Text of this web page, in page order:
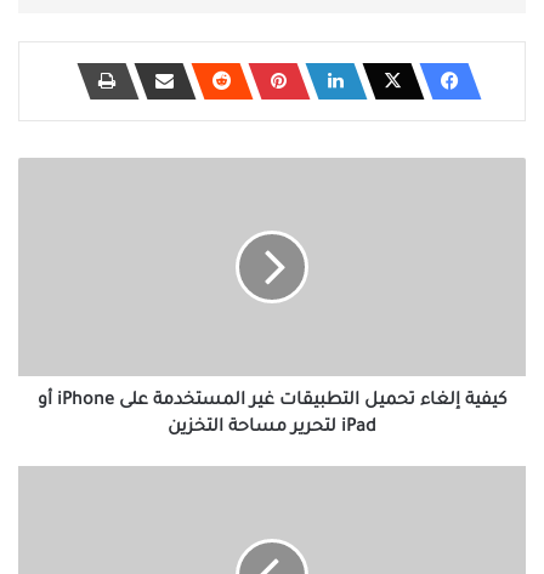
أو
iPad
كيفية إلغاء تحميل التطبيقات غير المستخدمة على iPhone أو
iPad لتحرير مساحة التخزين